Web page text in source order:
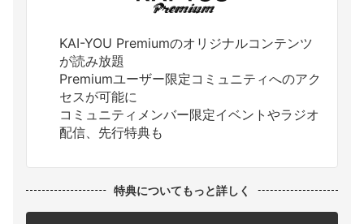
KAI-YOU Premiumのオリジナルコンテンツ
が読み放題
Premiumユーザー限定コミュニティへのアク
セスが可能に
コミュニティメンバー限定イベントやラジオ
配信、先行特典も
特典についてもっと詳しく